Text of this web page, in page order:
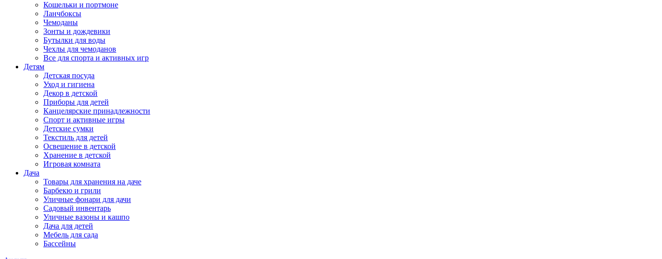
Кошельки и портмоне
Ланчбоксы
Чемоданы
Зонты и дождевики
Бутылки для воды
Чехлы для чемоданов
Все для спорта и активных игр
Детям
Детская посуда
Уход и гигиена
Декор в детской
Приборы для детей
Канцелярские принадлежности
Спорт и активные игры
Детские сумки
Текстиль для детей
Освещение в детской
Хранение в детской
Игровая комната
Дача
Товары для хранения на даче
Барбекю и грили
Уличные фонари для дачи
Садовый инвентарь
Уличные вазоны и кашпо
Дача для детей
Мебель для сада
Бассейны